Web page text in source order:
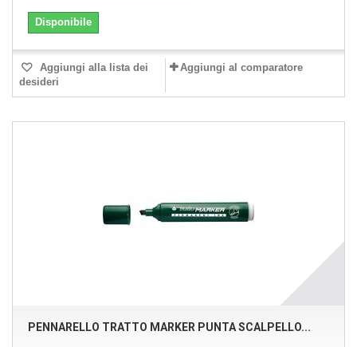
Disponibile
Aggiungi alla lista dei
desideri
Aggiungi al comparatore
PENNARELLO TRATTO MARKER PUNTA SCALPELLO...